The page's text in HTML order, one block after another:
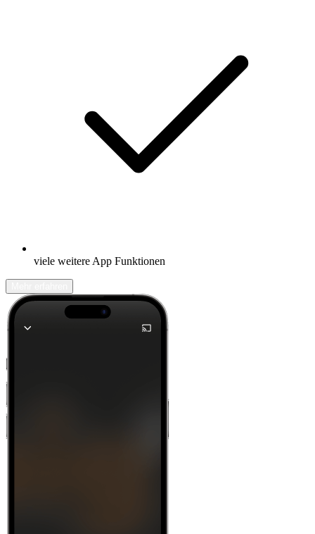
viele weitere App Funktionen